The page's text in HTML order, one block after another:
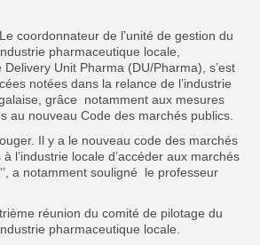
Button
coordonnateur de l’unité de gestion du
pharmaceutique locale,
Unit Pharma (DU/Pharma), s’est
notées dans la relance de l’industrie
grâce
notamment aux mesures
au nouveau Code des marchés publics.
Il y a le nouveau code des marchés
l’industrie locale d’accéder aux marchés
a notamment souligné
le professeur
réunion du comité de pilotage du
pharmaceutique locale.